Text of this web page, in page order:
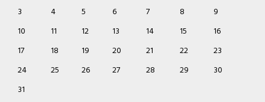
3
4 5 6 7 8
9
10
11 12 13 14 15
16
17
18 19 20 21 22
23
24
25 26 27 28 29
30
31